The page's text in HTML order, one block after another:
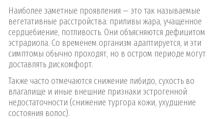
Наиболее заметные проявления — это так называемые
вегетативные расстройства: приливы жара, учащенное
сердцебиение, потливость. Они объясняются дефицитом
эстрадиола. Со временем организм адаптируется, и эти
симптомы обычно проходят, но в остром периоде могут
доставлять дискомфорт.
Также часто отмечаются снижение либидо, сухость во
влагалище и иные внешние признаки эстрогенной
недостаточности (снижение тургора кожи, ухудшение
состояния волос).